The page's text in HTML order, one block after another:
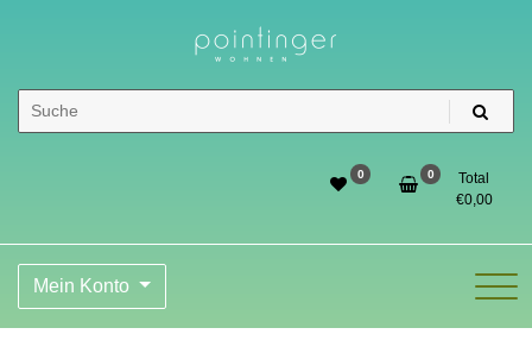
Pointinger Shop
0 0
Total
€0,00
Mein Konto